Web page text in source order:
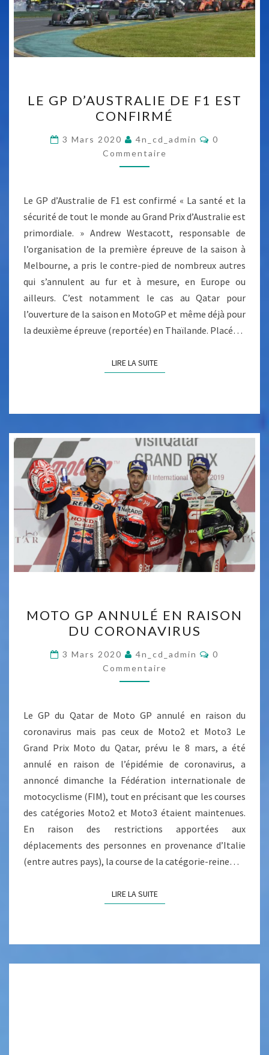
E
G
P
D
’
U
S
T
R
A
L
I
E
D
F
S
C
O
N
F
I
R
M
É
LE GP D’AUSTRALIE DE F1 EST
CONFIRMÉ
3 Mars 2020 4n_cd_admin
C
A
I
R
E
0
Commentaire
Le GP d’Australie de F1 est confirmé « La santé et la
sécurité de tout le monde au Grand Prix d’Australie est
primordiale. » Andrew Westacott, responsable de
l’organisation de la première épreuve de la saison à
Melbourne, a pris le contre-pied de nombreux autres
qui s’annulent au fur et à mesure, en Europe ou
ailleurs. C’est notamment le cas au Qatar pour
l’ouverture de la saison en MotoGP et même déjà pour
la deuxième épreuve (reportée) en Thaïlande. Placé…
LIRE LA SUITELIRE LA SUITE
O
T
O
G
P
N
N
U
L
É
E
N
R
A
I
O
U
MOTO GP ANNULÉ EN RAISON
DU CORONAVIRUS
3 Mars 2020 4n_cd_admin
C
A
I
R
E
0
Commentaire
Le GP du Qatar de Moto GP annulé en raison du
coronavirus mais pas ceux de Moto2 et Moto3 Le
Grand Prix Moto du Qatar, prévu le 8 mars, a été
annulé en raison de l’épidémie de coronavirus, a
annoncé dimanche la Fédération internationale de
motocyclisme (FIM), tout en précisant que les courses
des catégories Moto2 et Moto3 étaient maintenues.
En raison des restrictions apportées aux
déplacements des personnes en provenance d’Italie
(entre autres pays), la course de la catégorie-reine…
LIRE LA SUITELIRE LA SUITE